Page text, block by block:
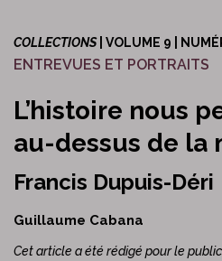
COLLECTIONS| VOLUME 9 |
ENTREVUES ET PORTRAITS
L’histoire nous
au-dessus de la
Francis Dupuis-Déri
Guillaume Cabana
Cet article a été rédigé pour le